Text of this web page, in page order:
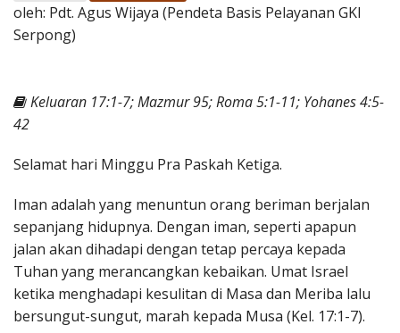
Berita Kegiatan
Materi
Penerbitan
oleh: Pdt. Agus Wijaya (Pendeta Basis Pelayanan GKI
Serpong)
Keluaran 17:1-7; Mazmur 95; Roma 5:1-11; Yohanes 4:5-
42
Selamat hari Minggu Pra Paskah Ketiga.
Iman adalah yang menuntun orang beriman berjalan
sepanjang hidupnya. Dengan iman, seperti apapun
jalan akan dihadapi dengan tetap percaya kepada
Tuhan yang merancangkan kebaikan. Umat Israel
ketika menghadapi kesulitan di Masa dan Meriba lalu
bersungut-sungut, marah kepada Musa (Kel. 17:1-7).